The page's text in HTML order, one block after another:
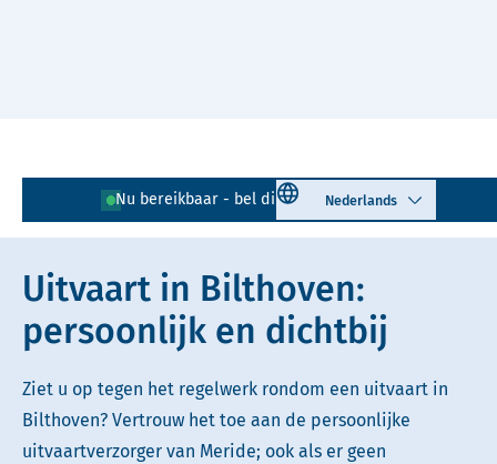
Nu bereikbaar - bel direct! 030 - 711 88 59
Select language
Lees voor Uitleg woorden
Simpele tekst
Uitvaart in Bilthoven:
persoonlijk en dichtbij
Ziet u op tegen het regelwerk rondom een uitvaart in
Bilthoven? Vertrouw het toe aan de persoonlijke
uitvaartverzorger van Meride; ook als er geen